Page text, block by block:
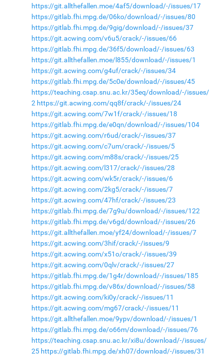
https://git.allthefallen.moe/4af5/download/-/issues/17
https://gitlab.fhi.mpg.de/06ko/download/-/issues/80
https://gitlab.fhi.mpg.de/9gig/download/-/issues/37
https://git.acwing.com/v6u5/crack/-/issues/66
https://gitlab.fhi.mpg.de/36f5/download/-/issues/63
https://git.allthefallen.moe/l855/download/-/issues/1
https://git.acwing.com/g4uf/crack/-/issues/34
https://gitlab.fhi.mpg.de/5c0e/download/-/issues/45
https://teaching.csap.snu.ac.kr/35eq/download/-/issues/
2 https://git.acwing.com/qq8f/crack/-/issues/24
https://git.acwing.com/7w1f/crack/-/issues/18
https://gitlab.fhi.mpg.de/e0qn/download/-/issues/104
https://git.acwing.com/r6ud/crack/-/issues/37
https://git.acwing.com/c7um/crack/-/issues/5
https://git.acwing.com/m88s/crack/-/issues/25
https://git.acwing.com/l317/crack/-/issues/28
https://git.acwing.com/wk5r/crack/-/issues/6
https://git.acwing.com/2kg5/crack/-/issues/7
https://git.acwing.com/47hf/crack/-/issues/23
https://gitlab.fhi.mpg.de/7g9u/download/-/issues/122
https://gitlab.fhi.mpg.de/v6gd/download/-/issues/26
https://git.allthefallen.moe/yf24/download/-/issues/7
https://git.acwing.com/3hif/crack/-/issues/9
https://git.acwing.com/x51o/crack/-/issues/39
https://git.acwing.com/0qlv/crack/-/issues/27
https://gitlab.fhi.mpg.de/1g4r/download/-/issues/185
https://gitlab.fhi.mpg.de/v86x/download/-/issues/58
https://git.acwing.com/ki0y/crack/-/issues/11
https://git.acwing.com/mg67/crack/-/issues/11
https://git.allthefallen.moe/9ypv/download/-/issues/1
https://gitlab.fhi.mpg.de/o66m/download/-/issues/76
https://teaching.csap.snu.ac.kr/xi8u/download/-/issues/
25 https://gitlab.fhi.mpg.de/xh07/download/-/issues/31